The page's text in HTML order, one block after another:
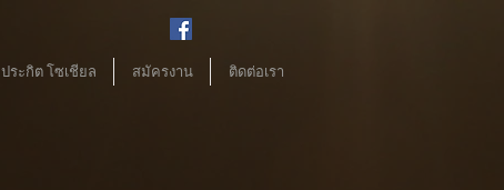
ประกิต โซเชียล สมัครงาน ติดต่อเรา